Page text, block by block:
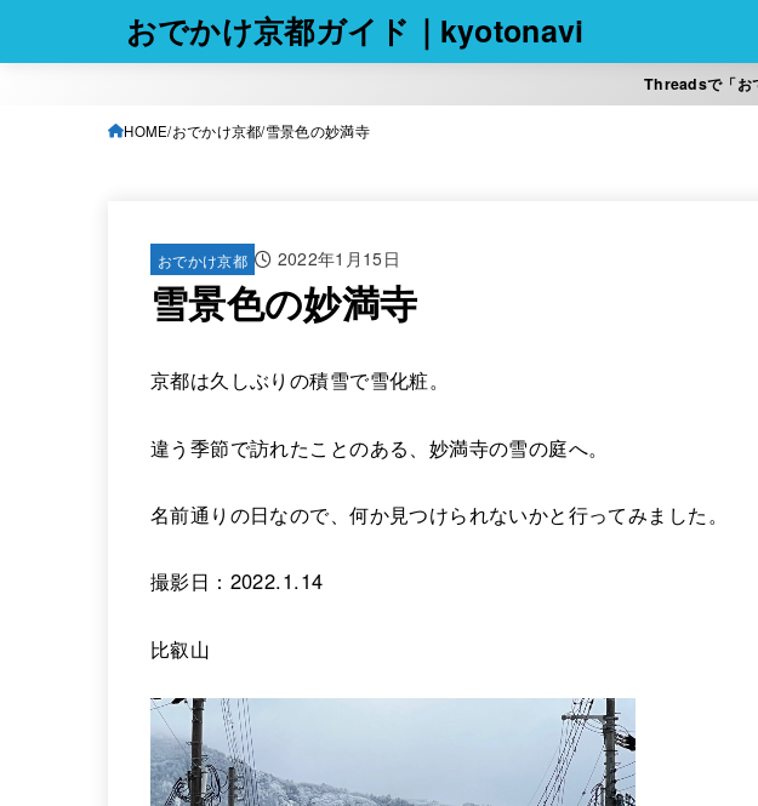
おでかけ京都ガイド｜kyotonavi
Threadsで「お
HOME おでかけ京都 雪景色の妙満寺
おでかけ京都 2022年1月15日
雪景色の妙満寺
京都は久しぶりの積雪で雪化粧。
違う季節で訪れたことのある、妙満寺の雪の庭へ。
名前通りの日なので、何か見つけられないかと行ってみました。
撮影日：2022.1.14
比叡山